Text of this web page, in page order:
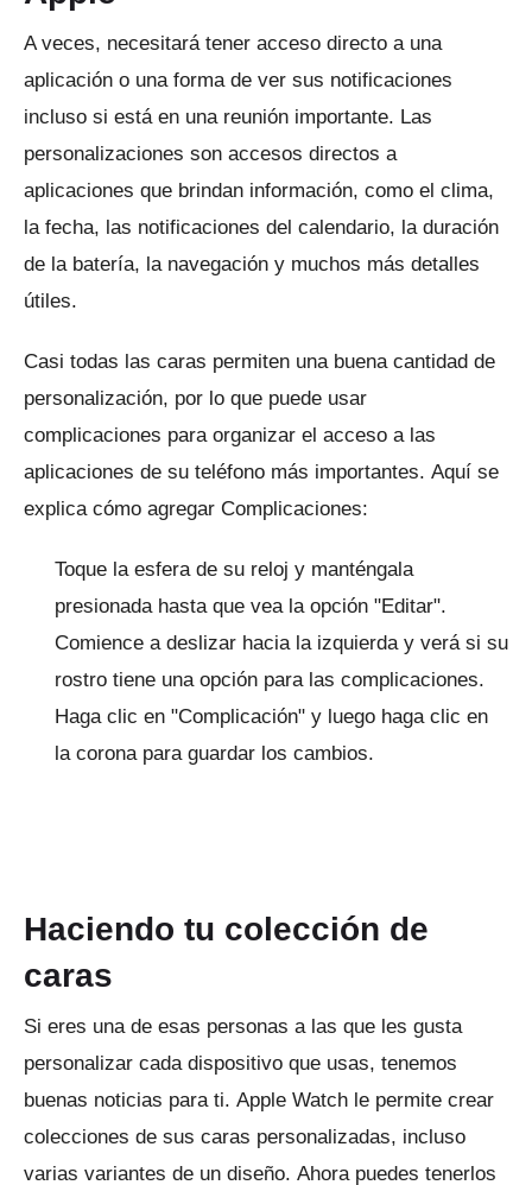
A veces, necesitará tener acceso directo a una
aplicación o una forma de ver sus notificaciones
incluso si está en una reunión importante. Las
personalizaciones son accesos directos a
aplicaciones que brindan información, como el clima,
la fecha, las notificaciones del calendario, la duración
de la batería, la navegación y muchos más detalles
útiles.
Casi todas las caras permiten una buena cantidad de
personalización, por lo que puede usar
complicaciones para organizar el acceso a las
aplicaciones de su teléfono más importantes. Aquí se
explica cómo agregar Complicaciones:
Toque la esfera de su reloj y manténgala
presionada hasta que vea la opción "Editar".
Comience a deslizar hacia la izquierda y verá si su
rostro tiene una opción para las complicaciones.
Haga clic en "Complicación" y luego haga clic en
la corona para guardar los cambios.
Haciendo tu colección de
caras
Si eres una de esas personas a las que les gusta
personalizar cada dispositivo que usas, tenemos
buenas noticias para ti. Apple Watch le permite crear
colecciones de sus caras personalizadas, incluso
varias variantes de un diseño. Ahora puedes tenerlos